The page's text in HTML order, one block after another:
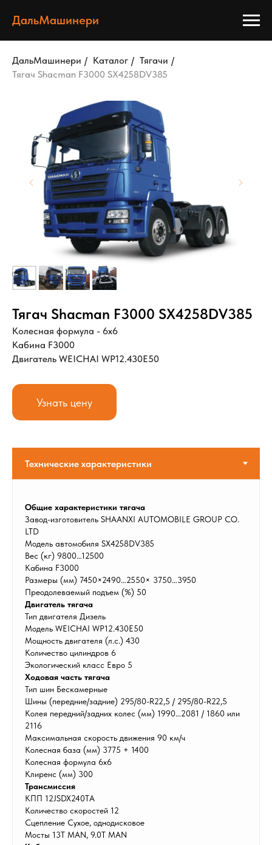
ДальМашинери
ДальМашинери / Каталог / Тягачи /
Тягач Shacman F3000 SX4258DV385
Тягач Shacman F3000 SX4258DV385
Колесная формула - 6х6
Кабина F3000
Двигатель WEICHAI WP12.430E50
Узнать цену
Общие характеристики тягача
Завод-изготовитель SHAANXI AUTOMOBILE GROUP CO.
LTD
Модель автомобиля SX4258DV385
Вес (кг) 9800…12500
Кабина F3000
Размеры (мм) 7450×2490…2550× 3750…3950
Преодолеваемый подъем (%) 50
Двигатель тягача
Тип двигателя Дизель
Модель WEICHAI WP12.430E50
Мощность двигателя (л.с.) 430
Количество цилиндров 6
Экологический класс Евро 5
Ходовая часть тягача
Тип шин Бескамерные
Шины (передние/задние) 295/80-R22,5 / 295/80-R22,5
Колея передний/задних колес (мм) 1990…2081 / 1860 или
2116
Максимальная скорость движения 90 км/ч
Колесная база (мм) 3775 + 1400
Колесная формула 6х6
Клиренс (мм) 300
Трансмиссия
КПП 12JSDX240TA
Количество скоростей 12
Сцепление Сухое, однодисковое
Мосты 13T MAN, 9.0T MAN